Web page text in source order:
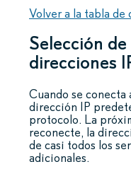
Volver a la tabla de
Selección
direcciones
Cuando se conecta
dirección IP
protocolo. La
reconecte, la
de casi todos los
adicionales.